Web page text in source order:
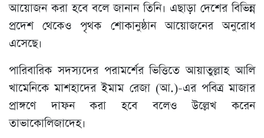
আয়োজন করা হবে বলে জানান তিনি। এছাড়া দেশের বিভিন্ন
প্রদেশ থেকেও পৃথক শোকানুষ্ঠান আয়োজনের অনুরোধ
এসেছে।
পারিবারিক সদস্যদের পরামর্শের ভিত্তিতে আয়াতুল্লাহ আলি
খামেনিকে মাশহাদের ইমাম রেজা (আ.)-এর পবিত্র মাজার
প্রাঙ্গণে দাফন করা হবে বলেও উল্লেখ করেন
তাভাকোলিজাদেহ।